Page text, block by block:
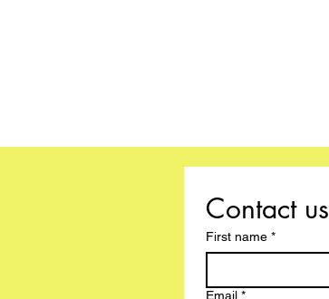
Contact us
First name *
Email *